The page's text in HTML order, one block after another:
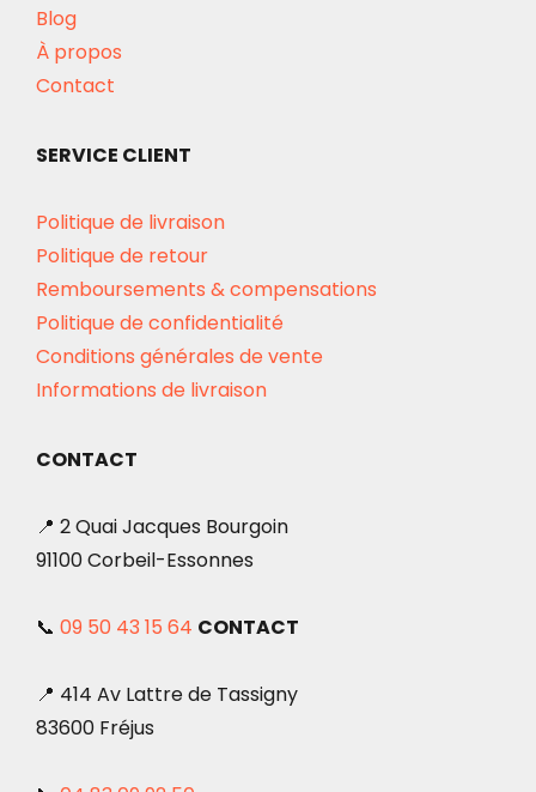
Blog
À propos
Contact
SERVICE CLIENT
Politique de livraison
Politique de retour
Remboursements & compensations
Politique de confidentialité
Conditions générales de vente
Informations de livraison
CONTACT
📍 2 Quai Jacques Bourgoin
91100 Corbeil-Essonnes
📞 09 50 43 15 64 CONTACT
📍 414 Av Lattre de Tassigny
83600 Fréjus